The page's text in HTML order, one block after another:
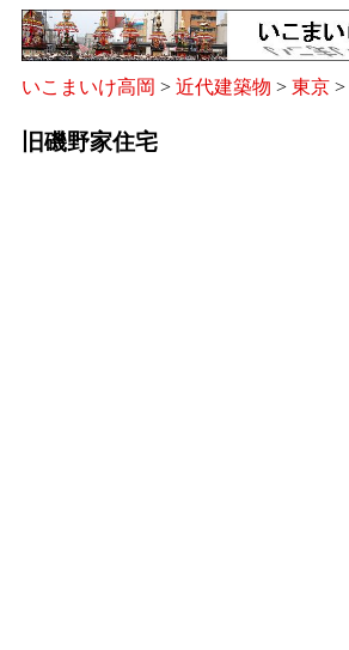
いこまいけ高岡 > 近代建築物 > 東京 >
旧磯野家住宅